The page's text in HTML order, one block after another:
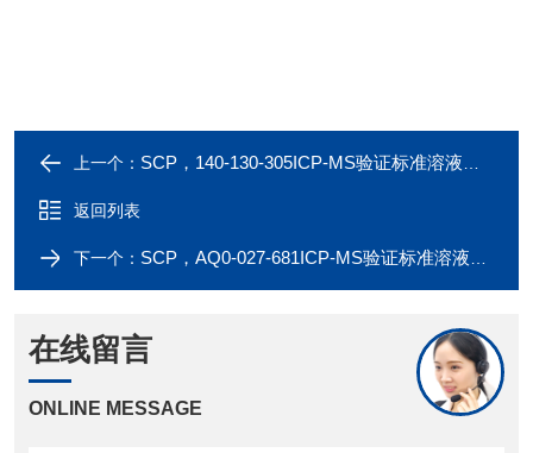
上一个： SCP，140-130-305ICP-MS验证标准溶液，调试溶液（28元素）
返回列表
下一个： SCP，AQ0-027-681ICP-MS验证标准溶液，调试溶液（47元素）
在线留言
ONLINE MESSAGE